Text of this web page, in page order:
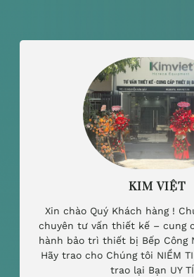
KIM VIỆT
Xin chào Quý Khách hàng !
chuyên tư vấn thiết kế – cung
hành bảo trì thiết bị Bếp Công
Hãy trao cho Chúng tôi NIỀM
trao lại Bạn UY